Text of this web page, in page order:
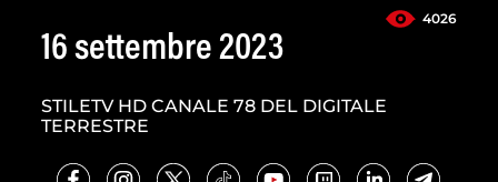
4026
16 settembre 2023
STILETV HD CANALE 78 DEL DIGITALE
TERRESTRE